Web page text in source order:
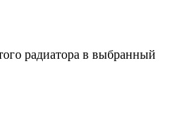
радиатора в выбранный